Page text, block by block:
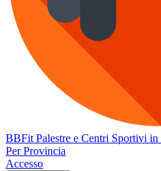
BBFit Palestre e Centri Sportivi in
Per Provincia
Accesso